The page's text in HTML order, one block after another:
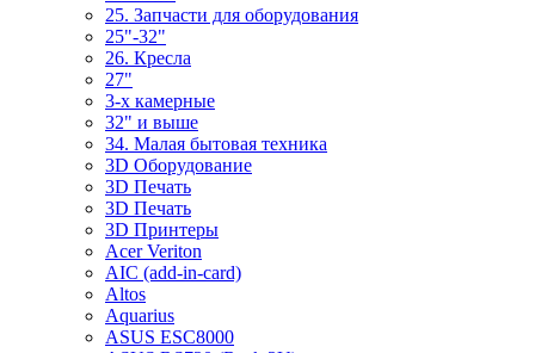
25. Запчасти для оборудования
25"-32"
26. Кресла
27"
3-x камерные
32" и выше
34. Малая бытовая техника
3D Оборудование
3D Печать
3D Печать
3D Принтеры
Acer Veriton
AIC (add-in-card)
Altos
Aquarius
ASUS ESC8000